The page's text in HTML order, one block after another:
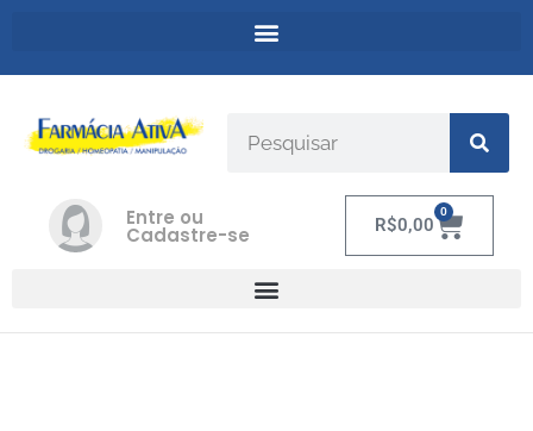
Entre ou
Cadastre-se R$0,00
0